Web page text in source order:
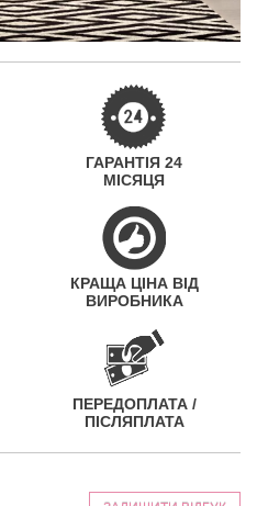
ГАРАНТІЯ 24
МІСЯЦЯ
КРАЩА ЦІНА ВІД
ВИРОБНИКА
ПЕРЕДОПЛАТА /
ПІСЛЯПЛАТА